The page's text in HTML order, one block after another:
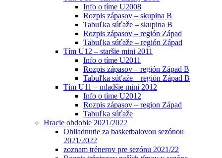
Info o tíme U2008
Rozpis zápasov – skupina B
Tabuľka súťaže – skupina B
Rozpis zápasov – región Západ
Tabuľka súťaže – región Západ
Tím U12 – staršie mini 2011
Info o tíme U2011
Rozpis zápasov – región Západ B
Tabuľka súťaže – región Západ B
Tím U11 – mladšie mini 2012
Info o tíme U2012
Rozpis zápasov – region Západ
Tabuľka súťaže
Hracie obdobie 2021/2022
Ohliadnutie za basketbalovou sezónou
2021/2022
zoznam trénerov pre sezónu 2021/22